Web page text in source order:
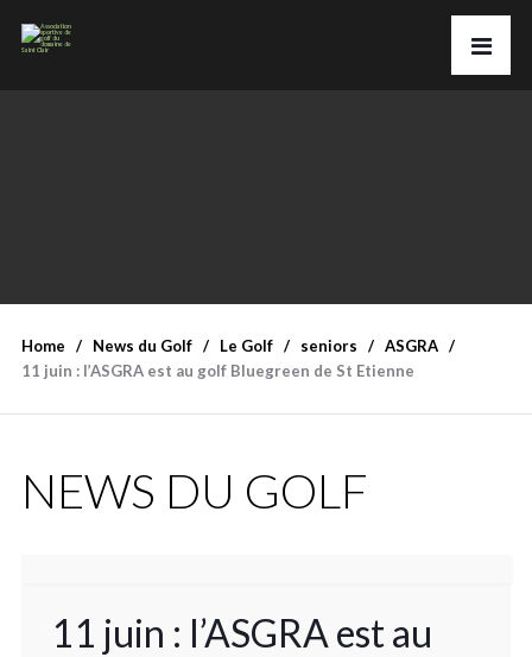
Home News du Golf Le Golf seniors
ASGRA
11 juin : l’ASGRA est au golf Bluegreen de St Etienne
NEWS DU GOLF
11 juin : l’ASGRA est au